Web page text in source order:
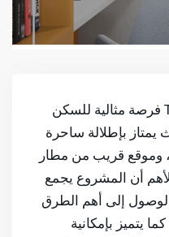
يشكّل مشروع Tual Comfort فرصة مثالية للسكن
بإطلالة ساحرة
قريب من مطار
أن المشروع يجمع
إلى أهم الطرق
يتميز بإمكانية